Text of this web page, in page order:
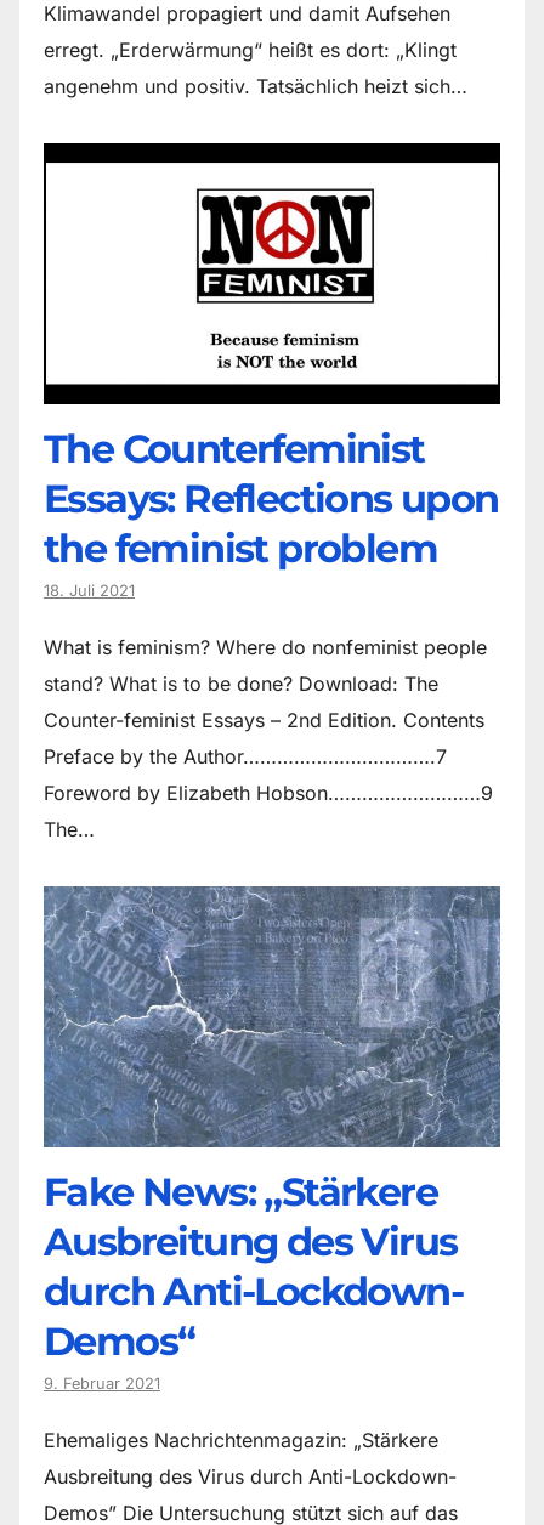
Klimawandel propagiert und damit Aufsehen
erregt. „Erderwärmung“ heißt es dort: „Klingt
angenehm und positiv. Tatsächlich heizt sich…
The Counter­feminist
Essays: Reflections upon
the feminist problem
18. Juli 2021
What is feminism? Where do non­feminist people
stand? What is to be done? Download: The
Counter-feminist Essays – 2nd Edition. Contents
Preface by the Author…………………………….7
Foreword by Elizabeth Hobson………………………9
The…
Fake News: „Stärkere
Ausbreitung des Virus
durch Anti-Lockdown-
Demos“
9. Februar 2021
Ehemaliges Nachrichtenmagazin: „Stärkere
Ausbreitung des Virus durch Anti-Lockdown-
Demos” Die Untersuchung stützt sich auf das